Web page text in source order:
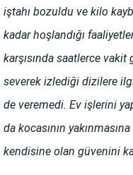
iştahı bozuldu ve kilo
kadar hoşlandığı
karşısında saatlerce
severek izlediği dizilere
de veremedi. Ev işlerini
da kocasının
kendisine olan güvenini